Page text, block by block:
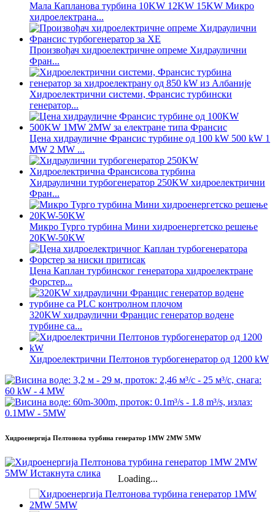
Мала Капланова турбина 10KW 12KW 15KW Микро
хидроелектрана...
Произвођач хидроелектричне опреме Хидраулични
Фран...
Хидроелектрични системи, Франсис турбински
генератор...
Цена хидрауличне Франсис турбине од 100 kW 500 kW 1
MW 2 MW ...
Хидраулични турбогенератор 250KW хидроелектрични
Фран...
Микро Турго турбина Мини хидроенергетско решење
20KW-50KW
Цена Каплан турбинског генератора хидроелектране
Форстер...
320KW хидраулични Францис генератор водене
турбине са...
Хидроелектрични Пелтонов турбогенератор од 1200 kW
Хидроенергија Пелтонова турбина генератор 1MW 2MW 5MW
Loading...